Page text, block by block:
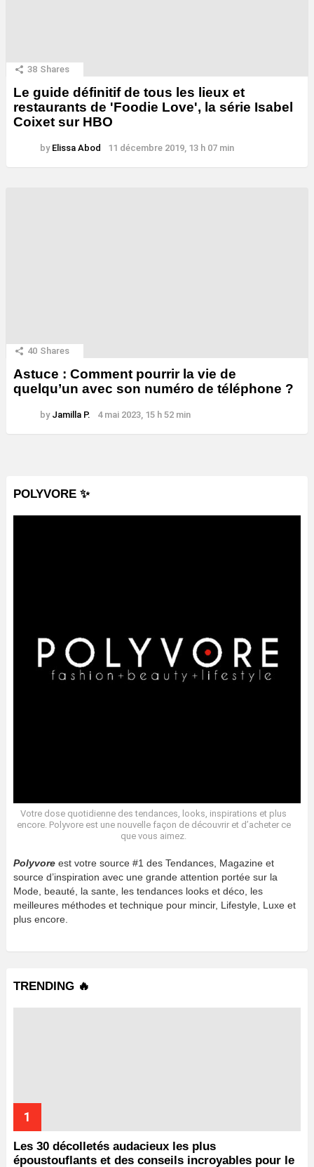
38 Shares
Le guide définitif de tous les lieux et
restaurants de 'Foodie Love', la série Isabel
Coixet sur HBO
by Elissa Abod 11 décembre 2019, 13 h 07 min
40 Shares
Astuce : Comment pourrir la vie de
quelqu’un avec son numéro de téléphone ?
by Jamilla P. 4 mai 2023, 15 h 52 min
POLYVORE ✨
Votre dose quotidienne des tendances, looks, inspirations et plus
encore. Polyvore est une nouvelle façon de découvrir et d’acheter ce
que vous aimez.
Polyvore est votre source #1 des Tendances, Magazine et
source d’inspiration avec une grande attention portée sur la
Mode, beauté, la sante, les tendances looks et déco, les
meilleures méthodes et technique pour mincir, Lifestyle, Luxe et
plus encore.
TRENDING 🔥
Les 30 décolletés audacieux les plus
époustouflants et des conseils incroyables pour le